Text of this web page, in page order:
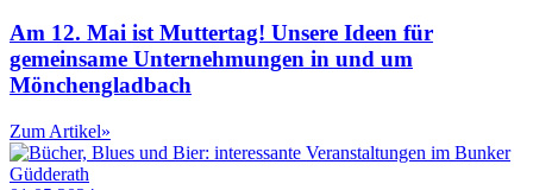
Am 12. Mai ist Muttertag! Unsere Ideen für
gemeinsame Unternehmungen in und um
Mönchengladbach
Zum Artikel»